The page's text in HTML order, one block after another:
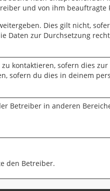
und von ihm beauftragte
Dies gilt nicht,
Daten zur Durchsetzung
kontaktieren, sofern dies
sofern du dies in deinem
Betreiber in anderen
den Betreiber.